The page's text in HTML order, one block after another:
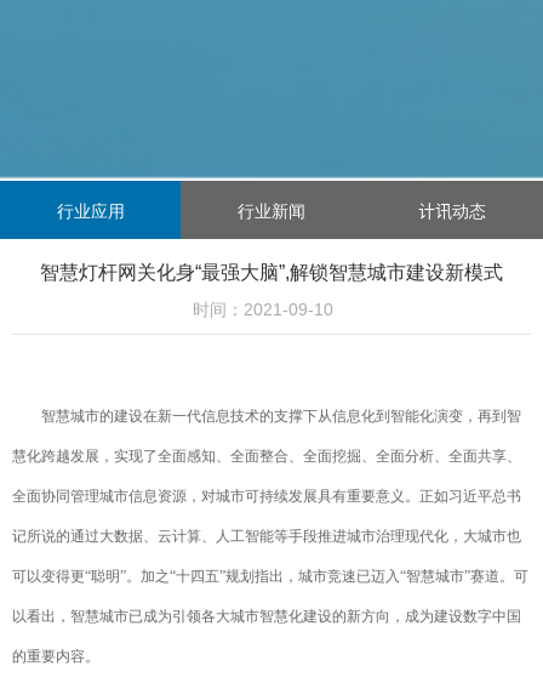
行业应用 行业新闻 计讯动态
智慧灯杆网关化身“最强大脑”,解锁智慧城市建设新模式
时间：2021-09-10
智慧城市的建设在新一代信息技术的支撑下从信息化到智能化演变，再到智
慧化跨越发展，实现了全面感知、全面整合、全面挖掘、全面分析、全面共享、
全面协同管理城市信息资源，对城市可持续发展具有重要意义。正如习近平总书
记所说的通过大数据、云计算、人工智能等手段推进城市治理现代化，大城市也
可以变得更“聪明”。加之“十四五”规划指出，城市竞速已迈入“智慧城市”赛道。可
以看出，智慧城市已成为引领各大城市智慧化建设的新方向，成为建设数字中国
的重要内容。